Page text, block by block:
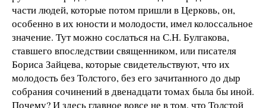
части людей, которые потом пришли в Церковь, он,
особенно в их юности и молодости, имел колоссальное
значение. Тут можно сослаться на С.Н. Булгакова,
ставшего впоследствии священником, или писателя
Бориса Зайцева, которые свидетельствуют, что их
молодость без Толстого, без его зачитанного до дыр
собрания сочинений в двенадцати томах была бы иной.
Почему? И здесь главное вовсе не в том, что Толстой